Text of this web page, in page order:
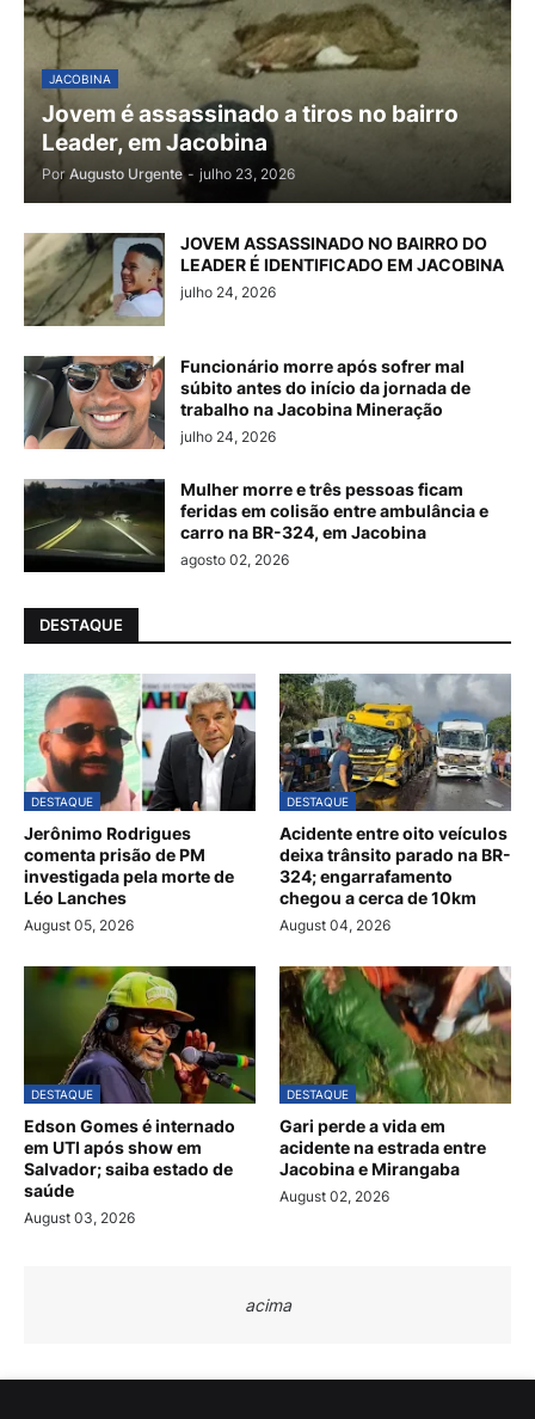
JACOBINA
Jovem é assassinado a tiros no bairro
Leader, em Jacobina
Por Augusto Urgente - julho 23, 2026
JOVEM ASSASSINADO NO BAIRRO DO
LEADER É IDENTIFICADO EM JACOBINA
julho 24, 2026
Funcionário morre após sofrer mal
súbito antes do início da jornada de
trabalho na Jacobina Mineração
julho 24, 2026
Mulher morre e três pessoas ficam
feridas em colisão entre ambulância e
carro na BR-324, em Jacobina
agosto 02, 2026
DESTAQUE
DESTAQUE
Jerônimo Rodrigues
comenta prisão de PM
investigada pela morte de
Léo Lanches
August 05, 2026
DESTAQUE
Acidente entre oito veículos
deixa trânsito parado na BR-
324; engarrafamento
chegou a cerca de 10km
August 04, 2026
DESTAQUE
Edson Gomes é internado
em UTI após show em
Salvador; saiba estado de
saúde
August 03, 2026
DESTAQUE
Gari perde a vida em
acidente na estrada entre
Jacobina e Mirangaba
August 02, 2026
acima